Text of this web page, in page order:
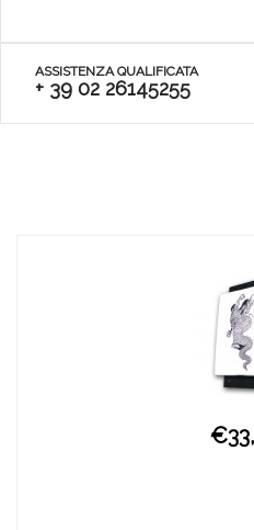
ASSISTENZA QUALIFICATA
+ 39 02 26145255